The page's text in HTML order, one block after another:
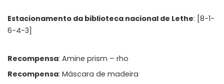
Estacionamento da biblioteca nacional de Lethe: [8-1-
6-4-3]
Recompensa: Amine prism – rho
Recompensa: Máscara de madeira